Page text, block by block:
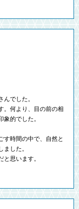
でした。
。何より、目の前の相
的でした。
す時間の中で、自然と
した。
思います。